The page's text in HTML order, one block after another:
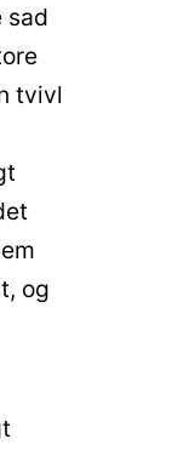
sad
tvivl
og